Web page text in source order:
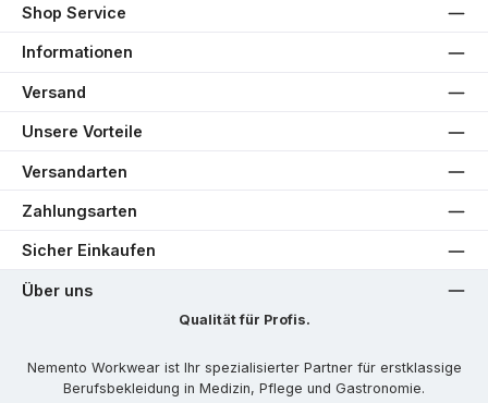
Shop Service
Informationen
Versand
Unsere Vorteile
Versandarten
Zahlungsarten
Sicher Einkaufen
Über uns
Qualität für Profis.
Nemento Workwear ist Ihr spezialisierter Partner für erstklassige
Berufsbekleidung in Medizin, Pflege und Gastronomie.